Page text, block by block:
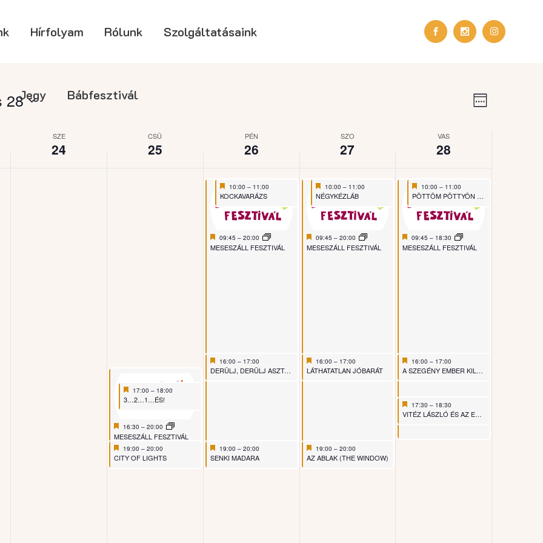
Hírfolyam Rólunk Szolgáltatásaink
Jegy Bábfesztivál Esemény
nézet
Week
28
SZE
24
CSÜ
25
PÉN
26
SZO
27
VAS
28
Featured
June 25, 2026
16:30–20:00
Featured
MESESZÁLL FESZTIVÁL
Featured
June 25, 2026
17:00 – 18:00
Featured
3…2…1…ÉS!
Featured
June 25, 2026
19:00–20:00
Featured
CITY OF LIGHTS
Featured
June 26, 2026
09:45 – 20:00
Featured
MESESZÁLL FESZTIVÁL
Featured
June 26, 2026
10:00 – 11:00
Featured
KOCKAVARÁZS
Featured
June 26, 2026
16:00 – 17:00
Featured
DERÜLJ, DERÜLJ ASZTALKÁM!
Featured
June 26, 2026
19:00 – 20:00
Featured
SENKI MADARA
Featured
June 27, 2026
09:45 – 20:00
Featured
MESESZÁLL FESZTIVÁL
Featured
June 27, 2026
10:00– 11:00
Featured
NÉGYKÉZLÁB
Featured
June 27, 2026
16:00 – 17:00
Featured
LÁTHATATLAN JÓBARÁT
Featured
June 27, 2026
19:00 – 20:00
Featured
AZ ABLAK (THE WINDOW)
Featured
June 28, 2026
09:45– 18:30
Featured
MESESZÁLL FESZTIVÁL
Featured
June 28, 2026
10:00 – 11:00
Featured
PÖTTÖM PÖTTYÖN PÖTTYÖS PÖTTY
Featured
June 28, 2026
16:00– 17:00
Featured
A SZEGÉNY EMBER KILENC TYÚKJA
Featured
June 28, 2026
17:30– 18:30
Featured
VITÉZ LÁSZLÓ ÉS AZ ELÁTKOZOTT MALOM